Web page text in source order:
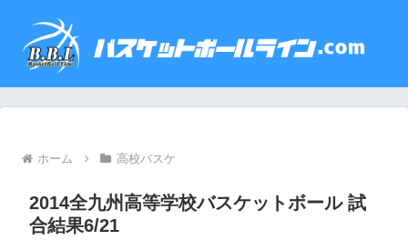
ホーム 高校バスケ
2014全九州高等学校バスケットボール 試
合結果6/21